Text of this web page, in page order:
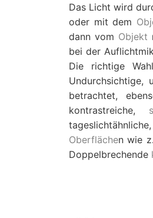
Das Licht wird
oder mit dem
dann vom Objekt
bei der
Die richtige
Undurchsichtige,
betrachtet,
kontrastreiche,
tageslichtähnliche,
Oberflächen wie
Doppelbrechende